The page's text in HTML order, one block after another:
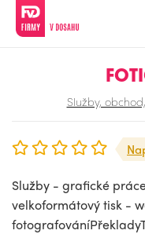
Služby,
Služby - grafické
velkoformátový tisk -